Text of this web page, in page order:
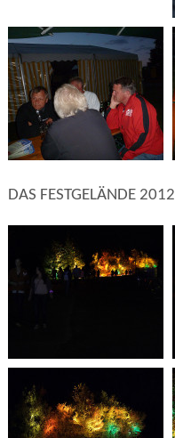
DAS FESTGELÄNDE 2012